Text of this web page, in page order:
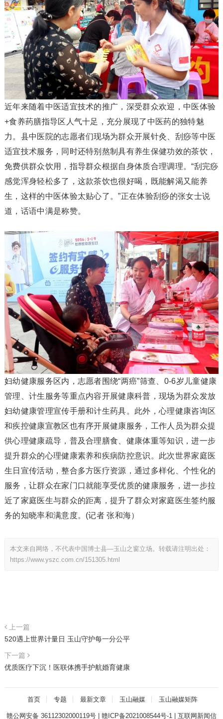
近年来随着中医适宜技术的推广，深受群众欢迎，中医体验
+食养药膳指导区人气十足，充分展现了中医药的独特魅
力。县中医院的志愿者们现场为群众开展针灸、刮痧等中医
适宜技术服务，同时还特别熬制具有养生保健功效的茶饮，
免费供群众饮用，指导群众根据自身体质合理调理。“刮完痧
感觉浑身轻松多了，这款茶饮也很好喝，既能解渴又能养
生，这样的中医体验太贴心了。”正在体验刮痧的张女士说
道，话语中满是称赞。
妇幼健康服务区内，志愿者围绕“两癌”筛查、0-6岁儿童健康
管理、计生服务等重点内容开展健康科普，现场为群众发放
妇幼健康管理宣传手册和计生药具。此外，心理健康咨询区
和疾控健康宣教区也有序开展健康服务，工作人员为群众提
供心理健康疏导，普及合理膳食、健康体重等知识，进一步
提升群众的心理健康素养和疾病防控意识。此次世界家庭医
生日宣传活动，整合多方医疗资源，通过多样化、个性化的
服务，让群众在家门口就能享受优质的健康服务，进一步拉
近了家庭医生与群众的距离，提升了群众对家庭医生签约服
务的知晓率和满意度。(记者 张和海）
本文来自网络，不代表中国博士县—玉山之窗立场。转载请注明出处：
https://www.yszc.com.cn/151305.html
上一篇
520遇上世界计量日 玉山守护每一分公平
下一篇
优质医疗下沉！医联体携手护航婚育健康
首页 专题 最新文章 玉山融媒 玉山融媒矩阵
赣公网安备 36112302000119号| 赣ICP备2021008544号-1 | 互联网新闻信